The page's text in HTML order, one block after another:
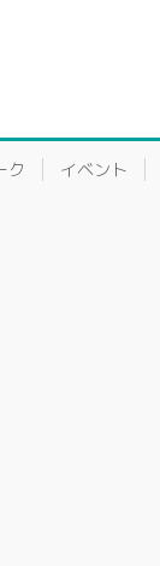
ク イベント